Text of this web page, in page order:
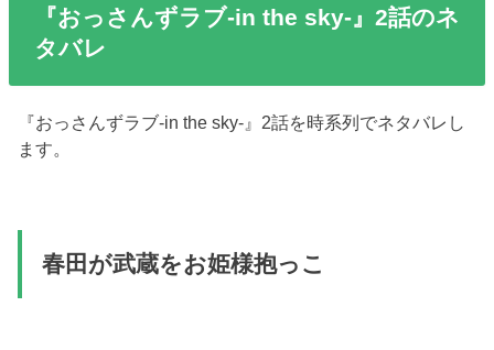
『おっさんずラブ-in the sky-』2話のネ
タバレ
『おっさんずラブ-in the sky-』2話を時系列でネタバレし
ます。
春田が武蔵をお姫様抱っこ